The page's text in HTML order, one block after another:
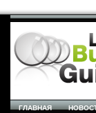
ГЛАВНАЯ